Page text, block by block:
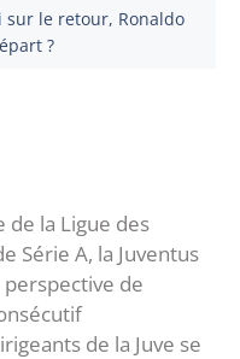
sur le retour, Ronaldo
?
de la Ligue des
Série A, la Juventus
de
de la Juve se